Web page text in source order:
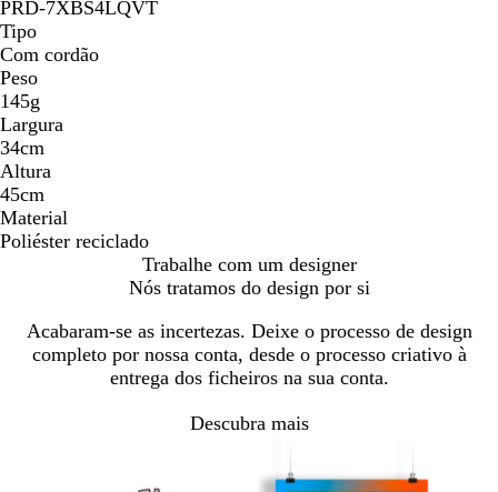
PRD-7XBS4LQVT
Tipo
Com cordão
Peso
145g
Largura
34cm
Altura
45cm
Material
Poliéster reciclado
Trabalhe com um designer
Nós tratamos do design por si
Acabaram-se as incertezas. Deixe o processo de design
completo por nossa conta, desde o processo criativo à
entrega dos ficheiros na sua conta.
Descubra mais